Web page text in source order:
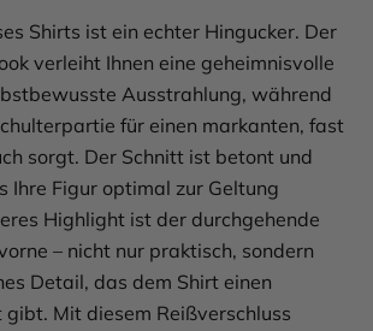
Shirts ist ein echter Hingucker. Der
verleiht Ihnen eine geheimnisvolle
Ausstrahlung, während
für einen markanten, fast
sorgt. Der Schnitt ist betont und
Ihre Figur optimal zur Geltung
Highlight ist der durchgehende
– nicht nur praktisch, sondern
Detail, das dem Shirt einen
gibt. Mit diesem Reißverschluss